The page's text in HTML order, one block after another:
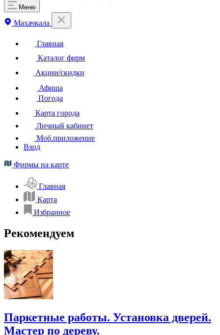
Меню
Махачкала
Главная
Каталог фирм
Акции/скидки
Афиша
Погода
Карта города
Личный кабинет
Моб.приложение
Вход
Фирмы на карте
Главная
Карта
Избранное
Рекомендуем
Паркетные работы. Установка дверей.
Мастер по дереву.